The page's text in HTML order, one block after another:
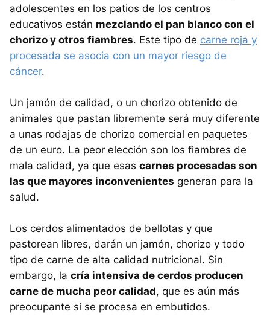
adolescentes en los patios de los centros
educativos están mezclando el pan blanco con el
chorizo y otros fiambres. Este tipo de carne roja y
procesada se asocia con un mayor riesgo de
cáncer.
Un jamón de calidad, o un chorizo obtenido de
animales que pastan libremente será muy diferente
a unas rodajas de chorizo comercial en paquetes
de un euro. La peor elección son los fiambres de
mala calidad, ya que esas carnes procesadas son
las que mayores inconvenientes generan para la
salud.
Los cerdos alimentados de bellotas y que
pastorean libres, darán un jamón, chorizo y todo
tipo de carne de alta calidad nutricional. Sin
embargo, la cría intensiva de cerdos producen
carne de mucha peor calidad, que es aún más
preocupante si se procesa en embutidos.